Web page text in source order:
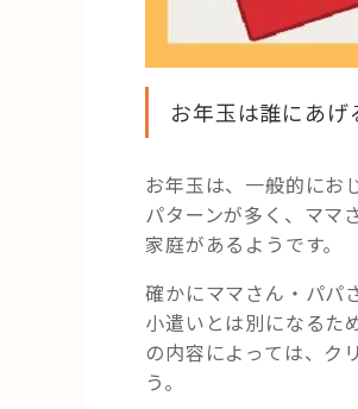
お年玉は誰にあげ
お年玉は、一般的にお
パターンが多く、ママ
家庭があるようです。
確かにママさん・パパ
小遣いとは別になるた
の内容によっては、ク
う。